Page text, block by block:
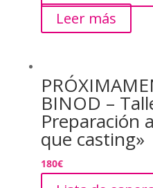
Leer más
BINOD –
Preparación
que casting»
180€